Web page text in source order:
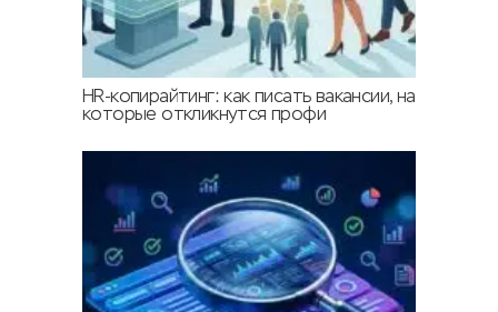
HR-копирайтинг: как писать вакансии, на
которые откликнутся профи